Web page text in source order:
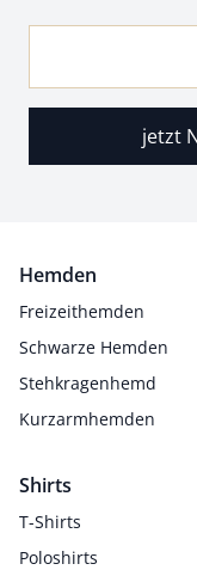
jetzt
Hemden
Freizeithemden
Schwarze Hemden
Stehkragenhemd
Kurzarmhemden
Shirts
T-Shirts
Poloshirts